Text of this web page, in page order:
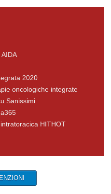
2020
oncologiche integrate
Sanissimi
HITHOT